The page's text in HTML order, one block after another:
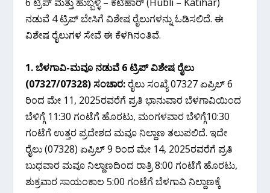
ನಡುವೆ 4 ಟ್ರಿಪ್ ಬೇಸಿಗೆ ವಿಶೇಷ ರೈಲುಗಳನ್ನು ಓಡಿಸಲಿದೆ. ಈ
ವಿಶೇಷ ರೈಲುಗಳ ಸೇವೆ ಈ ಕೆಳಗಿನಂತಿವೆ.
1. ಬೆಳಗಾವಿ-ಮವೂ ನಡುವೆ 6 ಟ್ರಿಪ್ ವಿಶೇಷ ರೈಲು
(07327/07328) ಸಂಚಾರ: ರೈಲು ಸಂಖ್ಯೆ 07327 ಏಪ್ರಿಲ್ 6
ರಿಂದ ಮೇ 11, 2025ರವರೆಗೆ ಪ್ರತಿ ಭಾನುವಾರ ಬೆಳಗಾವಿಯಿಂದ
ಬೆಳಿಗ್ಗೆ 11:30 ಗಂಟೆಗೆ ಹೊರಟು, ಮಂಗಳವಾರ ಬೆಳಿಗ್ಗೆ10:30
ಗಂಟೆಗೆ ಉತ್ತರ ಪ್ರದೇಶದ ಮವೂ ನಿಲ್ದಾಣ ತಲುಪಲಿದೆ. ಇದೇ
ರೈಲು (07328) ಏಪ್ರಿಲ್ 9 ರಿಂದ ಮೇ 14, 2025ರವರೆಗೆ ಪ್ರತಿ
ಬುಧವಾರ ಮವೂ ನಿಲ್ದಾಣದಿಂದ ರಾತ್ರಿ 8:00 ಗಂಟೆಗೆ ಹೊರಟು,
ಶುಕ್ರವಾರ ಸಾಯಂಕಾಲ 5:00 ಗಂಟೆಗೆ ಬೆಳಗಾವಿ ನಿಲ್ದಾಣಕ್ಕೆ